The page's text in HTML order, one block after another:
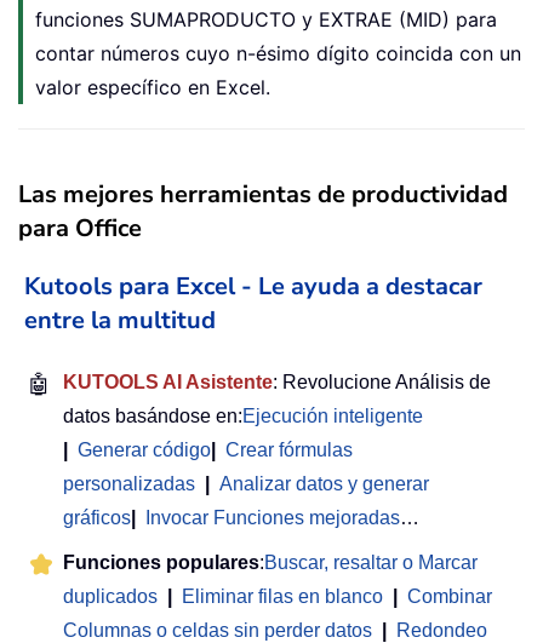
funciones SUMAPRODUCTO y EXTRAE (MID) para
contar números cuyo n-ésimo dígito coincida con un
valor específico en Excel.
Las mejores herramientas de productividad
para Office
Kutools para Excel - Le ayuda a destacar
entre la multitud
🤖 KUTOOLS AI Asistente: Revolucione Análisis de
datos basándose en:Ejecución inteligente
Generar código
Crear fórmulas
personalizadas
Analizar datos y generar
gráficos
Invocar Funciones mejoradas…
Funciones populares:Buscar, resaltar o Marcar
duplicados
Eliminar filas en blanco
Combinar
Columnas o celdas sin perder datos
Redondeo